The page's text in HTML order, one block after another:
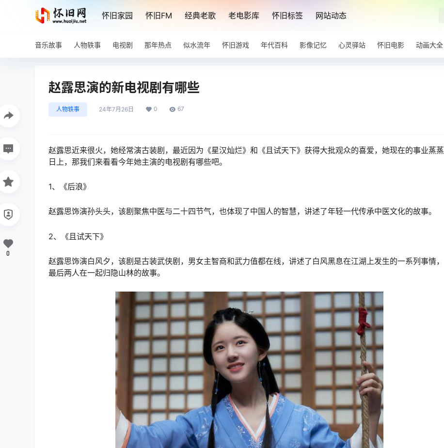
怀旧家园 怀旧FM 经典老歌 老电影库 怀旧标签 网站动态
音乐故事 人物轶事 电视剧 那年热点 似水流年 怀旧游戏 年代百科 影像记忆 心灵驿站 怀旧电影 动画大全
赵露思演的新电视剧有哪些
人物轶事 24年7月26日 0 67
赵露思近来很火，她经常演古装剧，最近因为《星汉灿烂》和《且试天下》获得大批观众的喜爱，她现在的事业蒸蒸
日上，那我们来看看今年她主演的电视剧有哪些吧。
1、《后浪》
赵露思饰演孙头头，该剧聚焦中医与二十四节气，也体现了中国人的智慧，讲述了年轻一代传承中医文化的故事。
2、《且试天下》
赵露思饰演白风夕，该剧是古装武侠剧，男女主智商和武力值都在线，讲述了白风黑息在江湖上发生的一系列事情，
最后两人在一起归隐山林的故事。
0